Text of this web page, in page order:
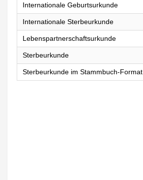
Internationale Geburtsurkunde
Internationale Sterbeurkunde
Lebenspartnerschaftsurkunde
Sterbeurkunde
Sterbeurkunde im Stammbuch-Format